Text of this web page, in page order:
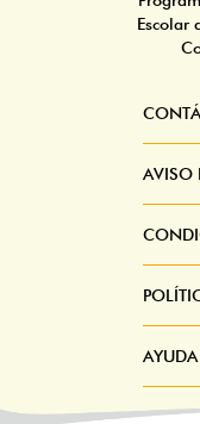
Escolar
Pie
AVISO
AYUDA